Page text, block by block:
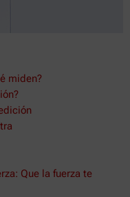
miden?
Que la fuerza te